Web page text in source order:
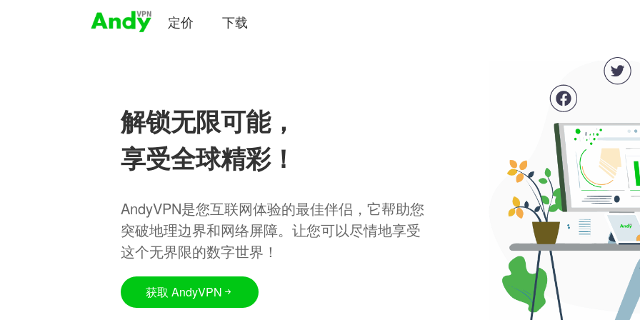
定价 下载
解锁无限可能，
享受全球精彩！
AndyVPN是您互联网体验的最佳伴侣，它帮助您
突破地理边界和网络屏障。让您可以尽情地享受
这个无界限的数字世界！
获取 AndyVPN